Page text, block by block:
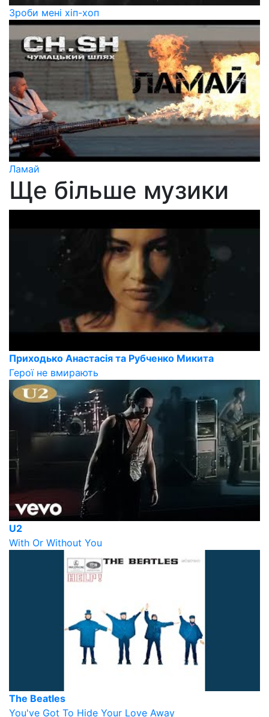
Зроби мені хіп-хоп
Ламай
Ще більше музики
Приходько Анастасія та Рубченко Микита
Герої не вмирають
U2
With Or Without You
The Beatles
You've Got To Hide Your Love Away